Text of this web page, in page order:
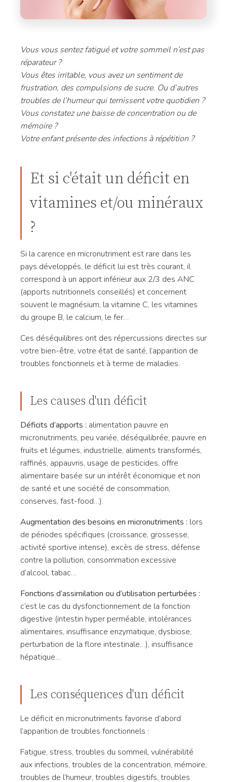
Vous vous sentez fatigué et votre sommeil n’est pas
réparateur ?
Vous êtes irritable, vous avez un sentiment de
frustration, des compulsions de sucre. Ou d’autres
troubles de l’humeur qui ternissent votre quotidien ?
Vous constatez une baisse de concentration ou de
mémoire ?
Votre enfant présente des infections à répétition ?
Et si c'était un déficit en
vitamines et/ou minéraux
?
Si la carence en micronutriment est rare dans les
pays développés, le déficit lui est très courant, il
correspond à un apport inférieur aux 2/3 des ANC
(apports nutritionnels conseillés) et concernent
souvent le magnésium, la vitamine C, les vitamines
du groupe B, le calcium, le fer…
Ces déséquilibres ont des répercussions directes sur
votre bien-être, votre état de santé, l’apparition de
troubles fonctionnels et à terme de maladies.
Les causes d'un déficit
Déficits d’apports : alimentation pauvre en
micronutriments, peu variée, déséquilibrée, pauvre en
fruits et légumes, industrielle, aliments transformés,
raffinés, appauvris, usage de pesticides, offre
alimentaire basée sur un intérêt économique et non
de santé et une société de consommation,
conserves, fast-food…).
Augmentation des besoins en micronutriments : lors
de périodes spécifiques (croissance, grossesse,
activité sportive intense), excès de stress, défense
contre la pollution, consommation excessive
d’alcool, tabac…
Fonctions d’assimilation ou d’utilisation perturbées :
c’est le cas du dysfonctionnement de la fonction
digestive (intestin hyper perméable, intolérances
alimentaires, insuffisance enzymatique, dysbiose,
perturbation de la flore intestinale…), insuffisance
hépatique…
Les conséquences d'un déficit
Le déficit en micronutriments favorise d’abord
l’apparition de troubles fonctionnels :
Fatigue, stress, troubles du sommeil, vulnérabilité
aux infections, troubles de la concentration, mémoire,
troubles de l’humeur, troubles digestifs, troubles